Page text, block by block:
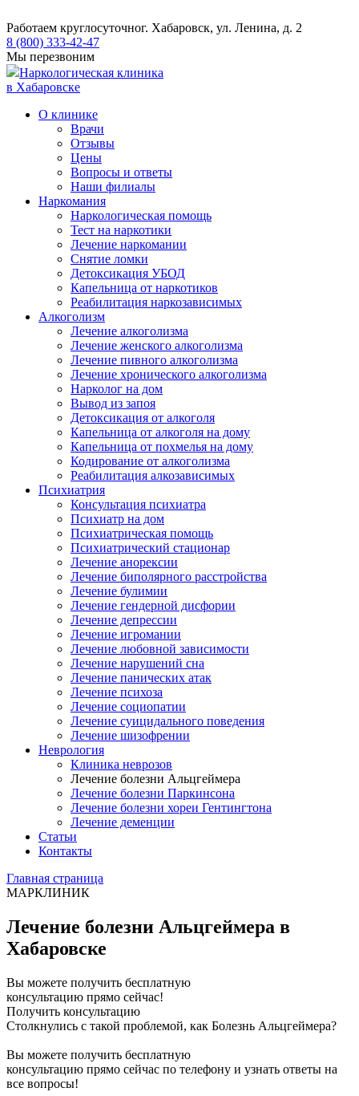
Работаем круглосуточног. Хабаровск, ул. Ленина, д. 2
8 (800) 333-42-47
Мы перезвоним
Наркологическая клиника
в Хабаровске
О клинике
Врачи
Отзывы
Цены
Вопросы и ответы
Наши филиалы
Наркомания
Наркологическая помощь
Тест на наркотики
Лечение наркомании
Снятие ломки
​​Детоксикация УБОД
Капельница от наркотиков
Реабилитация наркозависимых
Алкоголизм
Лечение алкоголизма
Лечение женского алкоголизма
Лечение пивного алкоголизма
Лечение хронического алкоголизма
Нарколог на дом
Вывод из запоя
Детоксикация от алкоголя
Капельница от алкоголя на дому
Капельница от похмелья на дому
Кодирование от алкоголизма
Реабилитация алкозависимых
Психиатрия
Консультация психиатра
Психиатр на дом
Психиатрическая помощь
Психиатрический стационар
Лечение анорексии
Лечение биполярного расстройства
Лечение булимии
Лечение гендерной дисфории
Лечение депрессии
Лечение игромании
Лечение любовной зависимости
Лечение нарушений сна
Лечение панических атак
Лечение психоза
Лечение социопатии
Лечение суицидального поведения
Лечение шизофрении
Неврология
Клиника неврозов
Лечение болезни Альцгеймера
Лечение болезни Паркинсона
Лечение болезни хореи Гентингтона
Лечение деменции
Статьи
Контакты
Главная страница
МАРКЛИНИК
Лечение болезни Альцгеймера в
Хабаровске
Вы можете получить бесплатную
консультацию прямо сейчас!
Получить консультацию
Столкнулись с такой проблемой, как Болезнь Альцгеймера?
Вы можете получить бесплатную
консультацию прямо сейчас по телефону и узнать ответы на
все вопросы!